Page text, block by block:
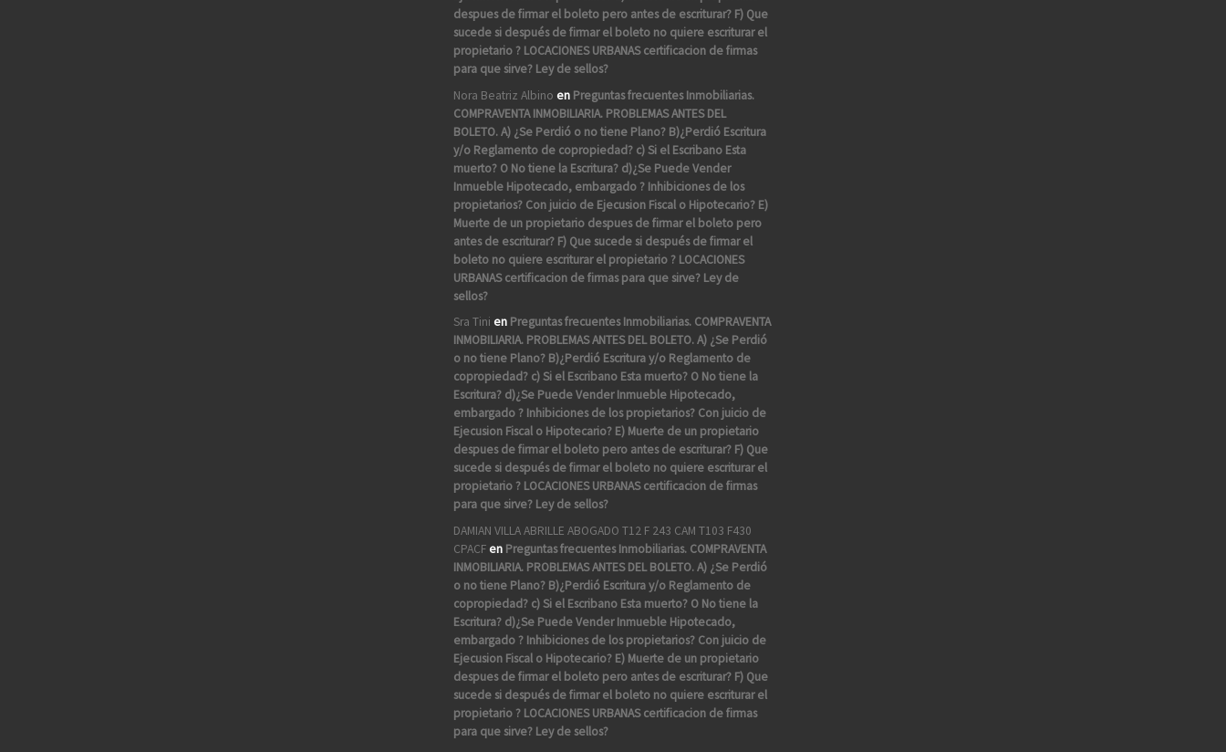
despues de firmar el boleto pero antes de escriturar? F) Que
sucede si después de firmar el boleto no quiere escriturar el
propietario ? LOCACIONES URBANAS certificacion de firmas
para que sirve? Ley de sellos?
Nora Beatriz Albino en Preguntas frecuentes Inmobiliarias.
COMPRAVENTA INMOBILIARIA. PROBLEMAS ANTES DEL
BOLETO. A) ¿Se Perdió o no tiene Plano? B)¿Perdió Escritura
y/o Reglamento de copropiedad? c) Si el Escribano Esta
muerto? O No tiene la Escritura? d)¿Se Puede Vender
Inmueble Hipotecado, embargado ? Inhibiciones de los
propietarios? Con juicio de Ejecusion Fiscal o Hipotecario? E)
Muerte de un propietario despues de firmar el boleto pero
antes de escriturar? F) Que sucede si después de firmar el
boleto no quiere escriturar el propietario ? LOCACIONES
URBANAS certificacion de firmas para que sirve? Ley de
sellos?
Sra Tini en Preguntas frecuentes Inmobiliarias. COMPRAVENTA
INMOBILIARIA. PROBLEMAS ANTES DEL BOLETO. A) ¿Se Perdió
o no tiene Plano? B)¿Perdió Escritura y/o Reglamento de
copropiedad? c) Si el Escribano Esta muerto? O No tiene la
Escritura? d)¿Se Puede Vender Inmueble Hipotecado,
embargado ? Inhibiciones de los propietarios? Con juicio de
Ejecusion Fiscal o Hipotecario? E) Muerte de un propietario
despues de firmar el boleto pero antes de escriturar? F) Que
sucede si después de firmar el boleto no quiere escriturar el
propietario ? LOCACIONES URBANAS certificacion de firmas
para que sirve? Ley de sellos?
DAMIAN VILLA ABRILLE ABOGADO T12 F 243 CAM T103 F430
CPACFen Preguntas frecuentes Inmobiliarias. COMPRAVENTA
INMOBILIARIA. PROBLEMAS ANTES DEL BOLETO. A) ¿Se Perdió
o no tiene Plano? B)¿Perdió Escritura y/o Reglamento de
copropiedad? c) Si el Escribano Esta muerto? O No tiene la
Escritura? d)¿Se Puede Vender Inmueble Hipotecado,
embargado ? Inhibiciones de los propietarios? Con juicio de
Ejecusion Fiscal o Hipotecario? E) Muerte de un propietario
despues de firmar el boleto pero antes de escriturar? F) Que
sucede si después de firmar el boleto no quiere escriturar el
propietario ? LOCACIONES URBANAS certificacion de firmas
para que sirve? Ley de sellos?